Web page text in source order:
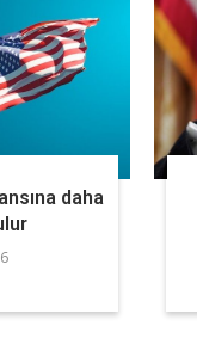
daha